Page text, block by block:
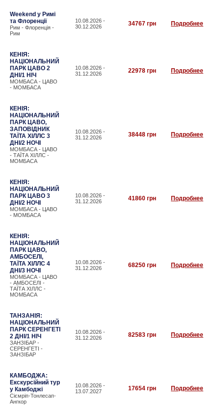
Weekend у Римі
та Флоренції
Рим - Флоренція -
Рим
10.08.2026 -
30.12.2026
34767 грн Подробнее
КЕНІЯ:
НАЦІОНАЛЬНИЙ
ПАРК ЦАВО 2
ДНІ/1 НІЧ
МОМБАСА - ЦАВО
- МОМБАСА
10.08.2026 -
31.12.2026
22978 грн Подробнее
КЕНІЯ:
НАЦІОНАЛЬНИЙ
ПАРК ЦАВО,
ЗАПОВІДНИК
ТАЇТА ХІЛЛС 3
ДНІ/2 НОЧІ
МОМБАСА - ЦАВО
- ТАЇТА ХІЛЛС -
МОМБАСА
10.08.2026 -
31.12.2026
38448 грн Подробнее
КЕНІЯ:
НАЦІОНАЛЬНИЙ
ПАРК ЦАВО 3
ДНІ/2 НОЧІ
МОМБАСА - ЦАВО
- МОМБАСА
10.08.2026 -
31.12.2026
41860 грн Подробнее
КЕНІЯ:
НАЦІОНАЛЬНИЙ
ПАРК ЦАВО,
АМБОСЕЛІ,
ТАЇТА ХІЛЛС 4
ДНІ/3 НОЧІ
МОМБАСА - ЦАВО
- АМБОСЕЛІ -
ТАЇТА ХІЛЛС -
МОМБАСА
10.08.2026 -
31.12.2026
68250 грн Подробнее
ТАНЗАНІЯ:
НАЦІОНАЛЬНИЙ
ПАРК СЕРЕНГЕТІ
2 ДНІ/1 НІЧ
ЗАНЗІБАР -
СЕРЕНГЕТІ -
ЗАНЗІБАР
10.08.2026 -
31.12.2026
82583 грн Подробнее
КАМБОДЖА:
Екскурсійний тур
у Камбоджі
Сіємріп-Тонлесап-
Ангкор
10.08.2026 -
13.07.2027
17654 грн Подробнее